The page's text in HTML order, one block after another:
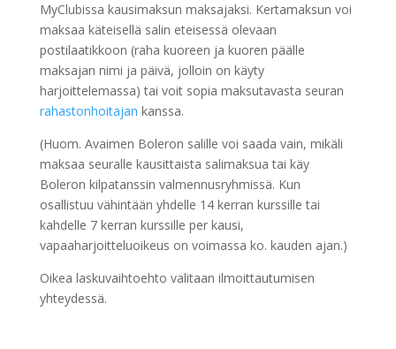
MyClubissa kausimaksun maksajaksi. Kertamaksun voi
maksaa käteisellä salin eteisessä olevaan
postilaatikkoon (raha kuoreen ja kuoren päälle
maksajan nimi ja päivä, jolloin on käyty
harjoittelemassa) tai voit sopia maksutavasta seuran
rahastonhoitajan kanssa.
(Huom. Avaimen Boleron salille voi saada vain, mikäli
maksaa seuralle kausittaista salimaksua tai käy
Boleron kilpatanssin valmennusryhmissä. Kun
osallistuu vähintään yhdelle 14 kerran kurssille tai
kahdelle 7 kerran kurssille per kausi,
vapaaharjoitteluoikeus on voimassa ko. kauden ajan.)
Oikea laskuvaihtoehto valitaan ilmoittautumisen
yhteydessä.